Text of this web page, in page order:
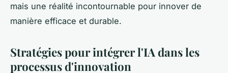
mais une réalité incontournable pour innover de
manière efficace et durable.
Stratégies pour intégrer l'IA dans les
processus d'innovation